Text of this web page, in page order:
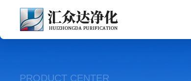
PRODUCT CENTER